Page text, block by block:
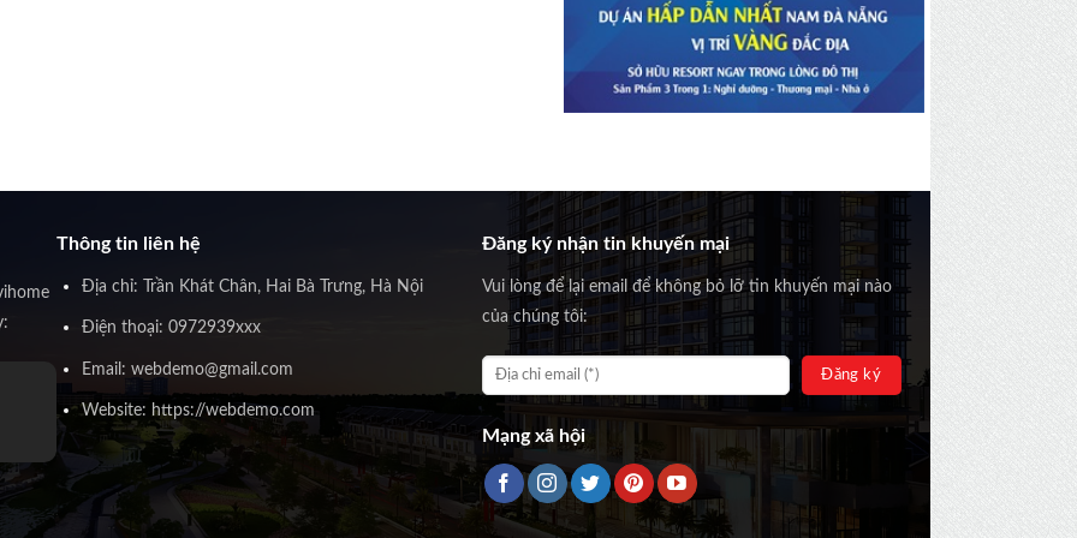
Thông tin liên hệ
Địa chỉ: Trần Khát Chân, Hai Bà Trưng, Hà Nội
Điện thoại: 0972939xxx
Email: webdemo@gmail.com
Website: https://webdemo.com
Đăng ký nhận tin khuyến mại
Vui lòng để lại email để không bỏ lỡ tin khuyến mại nào
của chúng tôi:
Mạng xã hội